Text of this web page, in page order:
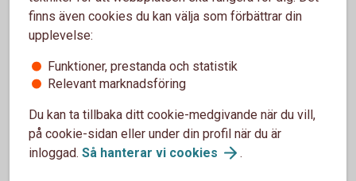
Du kan enkelt pausa din pensionsutbetalning och
även förkorta, förlänga eller ta bort en pågående
Pausa dinpensionsutbetalning
finns även cookies du kan välja som förbättrar din
upplevelse:
Funktioner, prestanda och statistik
Relevant marknadsföring
Du kan ta tillbaka ditt cookie-medgivande när du vill,
på cookie-sidan eller under din profil när du är
inloggad. Så hanterar vi cookies .